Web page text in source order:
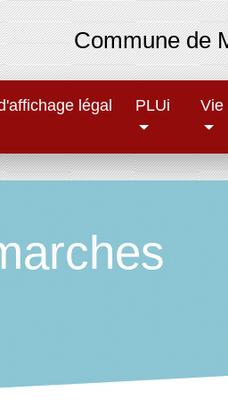
Commune de
légal PLUi Vie